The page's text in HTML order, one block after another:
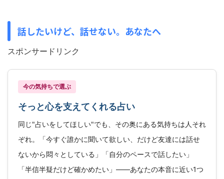
話したいけど、話せない。あなたへ
スポンサードリンク
今の気持ちで選ぶ
そっと心を支えてくれる占い
同じ"占いをしてほしい"でも、その奥にある気持ちは人それ
ぞれ。「今すぐ誰かに聞いて欲しい、だけど友達には話せ
ないから悶々としている」「自分のペースで話したい」
「半信半疑だけど確かめたい」——あなたの本音に近い1つ